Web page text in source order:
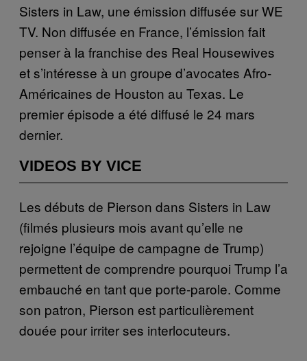
Sisters in Law, une émission diffusée sur WE
TV. Non diffusée en France, l’émission fait
penser à la franchise des Real Housewives
et s’intéresse à un groupe d’avocates Afro-
Américaines de Houston au Texas. Le
premier épisode a été diffusé le 24 mars
dernier.
VIDEOS BY VICE
Les débuts de Pierson dans Sisters in Law
(filmés plusieurs mois avant qu’elle ne
rejoigne l’équipe de campagne de Trump)
permettent de comprendre pourquoi Trump l’a
embauché en tant que porte-parole. Comme
son patron, Pierson est particulièrement
douée pour irriter ses interlocuteurs.